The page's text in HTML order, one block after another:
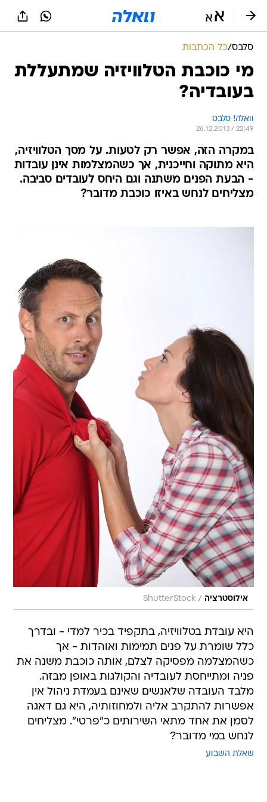
סלבס/כל הכתבות
מי כוכבת הטלוויזיה שמתעללת
בעובדיה?
וואלה! סלבס
26.12.2013 / 22:49
במקרה הזה, אפשר רק לטעות. על מסך הטלוויזיה,
היא מתוקה וחייכנית, אך כשהמצלמות אינן עובדות
- הבעת הפנים משתנה וגם היחס לעובדים סביבה.
מצליחים לנחש באיזו כוכבת מדובר?
אילוסטרציה /
ShutterStock
היא עובדת בטלוויזיה, בתקפיד בכיר למדי - ובדרך
כלל שומרת על פנים תמימות ואוהדות - אך
כשהמצלמה מפסיקה לצלם, אותה כוכבת משנה את
פניה ומתייחסת לעובדיה והקולגות באופן מבזה.
מלבד העובדה שלאנשים שאינם בעמדת ניהול אין
אפשרות להתקרב אליה ולמחוזותיה, היא גם דאגה
לסמן את אחד מתאי השירותים כ"פרטי". מצליחים
לנחש במי מדובר?
שאלת השבוע